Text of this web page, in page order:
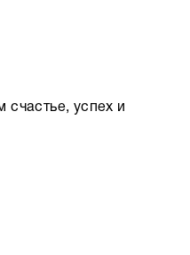
счастье, успех и